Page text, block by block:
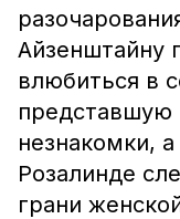
Айзенштайну
влюбиться в
представшую
незнакомки,
Розалинде
грани